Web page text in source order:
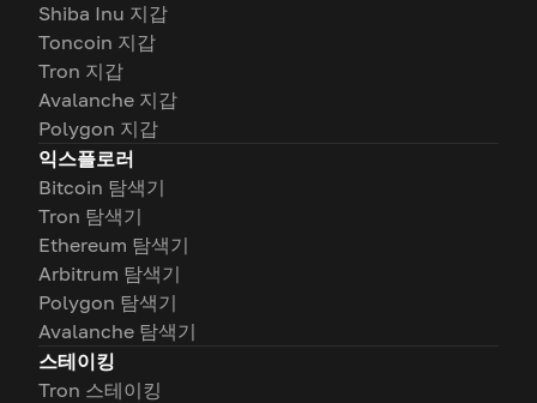
Shiba Inu 지갑
Toncoin 지갑
Tron 지갑
Avalanche 지갑
Polygon 지갑
익스플로러
Bitcoin 탐색기
Tron 탐색기
Ethereum 탐색기
Arbitrum 탐색기
Polygon 탐색기
Avalanche 탐색기
스테이킹
Tron 스테이킹